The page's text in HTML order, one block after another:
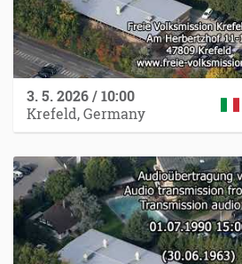
3. 5. 2026 / 10:00
Krefeld, Germany